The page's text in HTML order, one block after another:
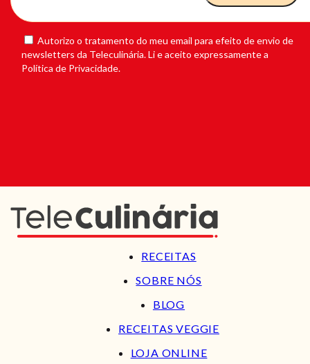
Autorizo o tratamento do meu email para efeito de envio de
newsletters da Teleculinária. Li e aceito expressamente a
Política de Privacidade.
RECEITAS
SOBRE NÓS
BLOG
RECEITAS VEGGIE
LOJA ONLINE